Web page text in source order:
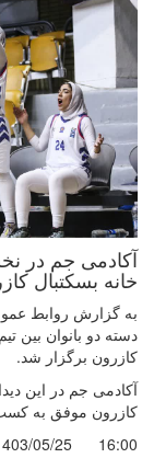
آکادمی جم در
خانه بسکتبال
به گزارش روابط
دسته دو بانوان بین
کازرون برگزار شد.
کازرون موفق به
16:00
05/25